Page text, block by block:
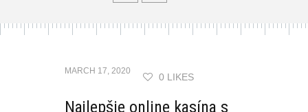
MARCH 17, 2020
0 LIKES
Najlepšie online kasína s